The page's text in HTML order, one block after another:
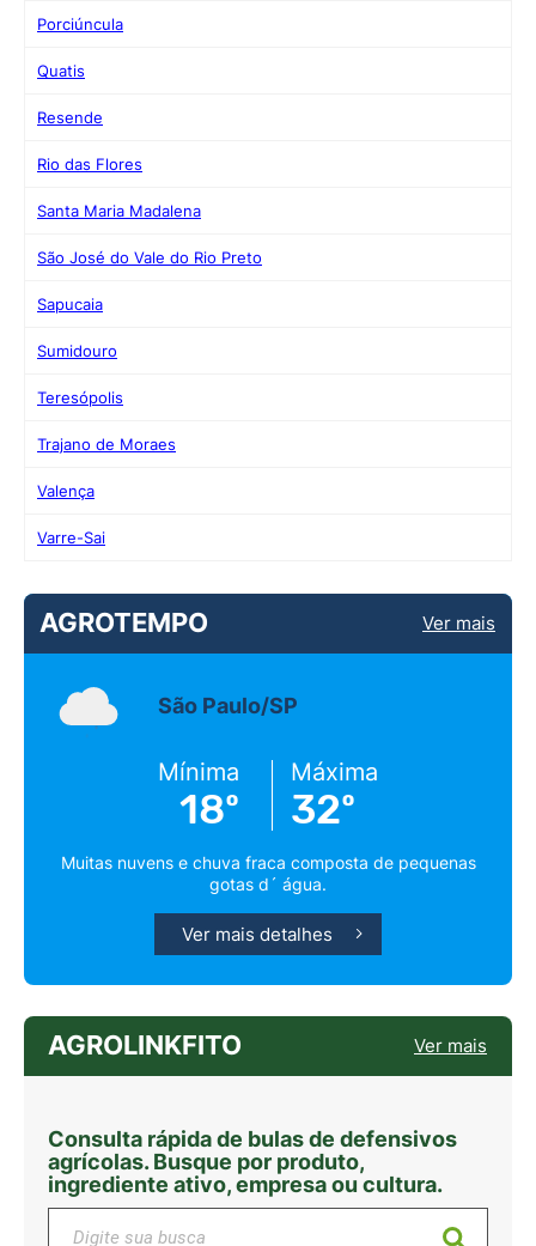
Porciúncula
Quatis
Resende
Rio das Flores
Santa Maria Madalena
São José do Vale do Rio Preto
Sapucaia
Sumidouro
Teresópolis
Trajano de Moraes
Valença
Varre-Sai
AGROTEMPO Ver mais
São Paulo/SP
Mínima
18º
Máxima
32º
Muitas nuvens e chuva fraca composta de pequenas
gotas d´ água.
Ver mais detalhes
AGROLINKFITO Ver mais
Consulta rápida de bulas de defensivos
agrícolas. Busque por produto,
ingrediente ativo, empresa ou cultura.
Digite sua busca